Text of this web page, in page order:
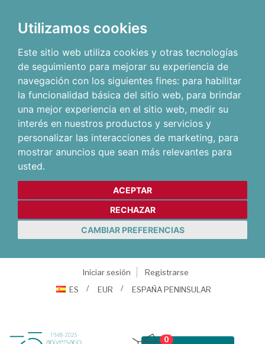
Utilizamos cookies
Este sitio web utiliza cookies y otras tecnologías
de seguimiento para mejorar su experiencia de
navegación con los siguientes fines: para habilitar
la funcionalidad básica del sitio web, para brindar
una mejor experiencia en el sitio web, medir su
interés en nuestros productos y servicios y
personalizar las interacciones de marketing, para
mostrar anuncios que sean más relevantes para
usted.
ACEPTAR
RECHAZAR
CAMBIAR PREFERENCIAS
Iniciar sesión
Registrarse
ES
EUR ESPAÑA PENINSULAR
0